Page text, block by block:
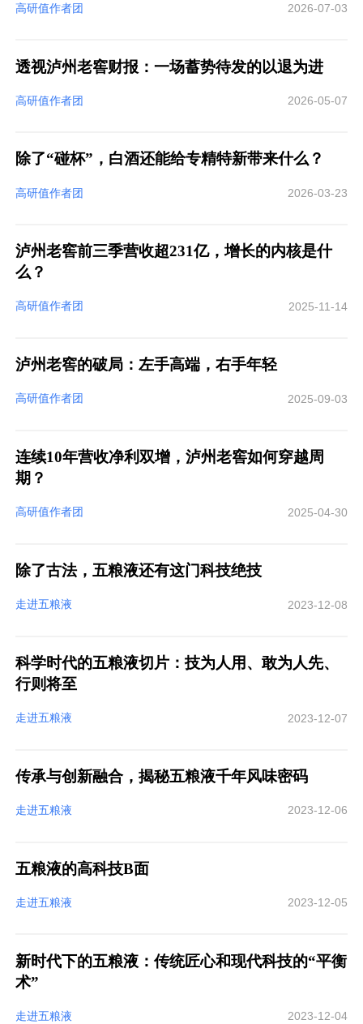
高研值作者团 2026-07-03
透视泸州老窖财报：一场蓄势待发的以退为进
高研值作者团 2026-05-07
除了“碰杯”，白酒还能给专精特新带来什么？
高研值作者团 2026-03-23
泸州老窖前三季营收超231亿，增长的内核是什
么？
高研值作者团 2025-11-14
泸州老窖的破局：左手高端，右手年轻
高研值作者团 2025-09-03
连续10年营收净利双增，泸州老窖如何穿越周
期？
高研值作者团 2025-04-30
除了古法，五粮液还有这门科技绝技
走进五粮液 2023-12-08
科学时代的五粮液切片：技为人用、敢为人先、
行则将至
走进五粮液 2023-12-07
传承与创新融合，揭秘五粮液千年风味密码
走进五粮液 2023-12-06
五粮液的高科技B面
走进五粮液 2023-12-05
新时代下的五粮液：传统匠心和现代科技的“平衡
术”
走进五粮液 2023-12-04